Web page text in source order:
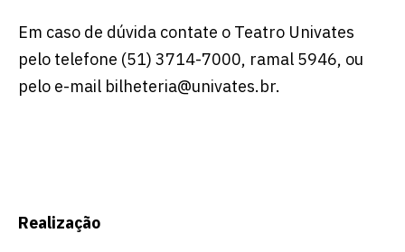
Em caso de dúvida contate o Teatro Univates
pelo telefone (51) 3714-7000, ramal 5946, ou
pelo e-mail bilheteria@univates.br.
Realização